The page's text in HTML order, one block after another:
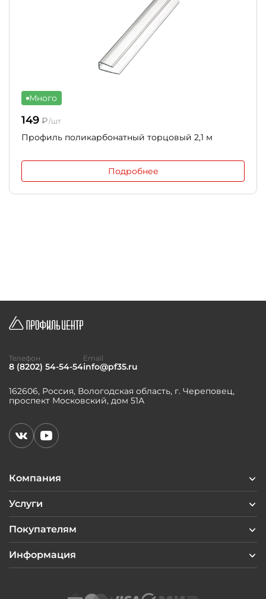
Много
149 ₽/шт
Профиль поликарбонатный торцовый 2,1 м
Подробнее
Компания
Услуги
Покупателям
Информация
162606, Россия, Вологодская область, г. Череповец,
проспект Московский, дом 51А
Телефон
8 (8202) 54-54-54
Email
info@pf35.ru